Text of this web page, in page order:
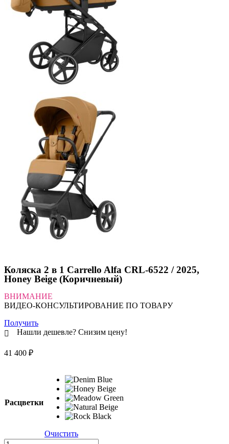
Коляска 2 в 1 Carrello Alfa CRL-6522 / 2025,
Honey Beige (Коричневый)
ВНИМАНИЕ
ВИДЕО-КОНСУЛЬТИРОВАНИЕ ПО ТОВАРУ
Получить
Нашли дешевле? Снизим цену!
41 400 ₽
Расцветки
Очистить